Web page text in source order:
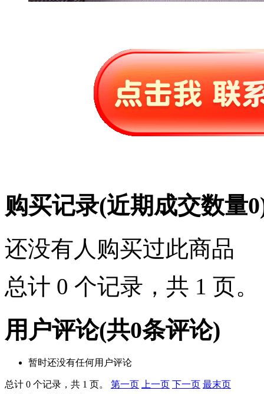
购买记录(近期成交数量0
还没有人购买过此商品
总计 0 个记录，共 1 页。
用户评论(共0条评论)
暂时还没有任何用户评论
总计 0 个记录，共 1 页。 第一页 上一页 下一页 最末页